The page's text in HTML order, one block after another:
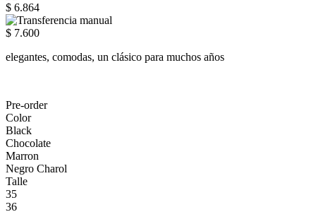
$ 6.864
$ 7.600
elegantes, comodas, un clásico para muchos años
Pre-order
Color
Black
Chocolate
Marron
Negro Charol
Talle
35
36